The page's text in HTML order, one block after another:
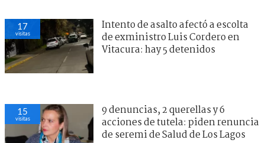
17
visitas
Intento de asalto afectó a escolta
de exministro Luis Cordero en
Vitacura: hay 5 detenidos
15
visitas
9 denuncias, 2 querellas y 6
acciones de tutela: piden renuncia
de seremi de Salud de Los Lagos